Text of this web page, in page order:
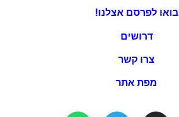
בואו לפרסם אצלנו!
דרושים
צרו קשר
מפת אתר